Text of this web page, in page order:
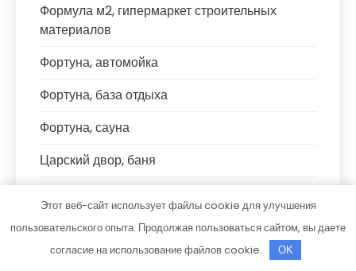
Формула м2, гипермаркет строительных
материалов
Фортуна, автомойка
Фортуна, база отдыха
Фортуна, сауна
Царский двор, баня
ЧЕ4, сауна
Что угодно.рф
Этот веб-сайт использует файлы cookie для улучшения
пользовательского опыта. Продолжая пользоваться сайтом, вы даете
согласие на использование файлов cookie.
OK